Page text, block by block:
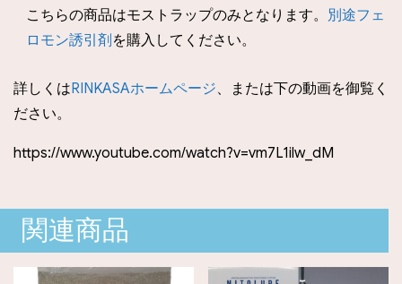
こちらの商品はモストラップのみとなります。 別途フェ
ロモン誘引剤を購入してください。
詳しくはRINKASAホームページ、または下の動画を御覧く
ださい。
https://www.youtube.com/watch?v=vm7L1ilw_dM
関連商品